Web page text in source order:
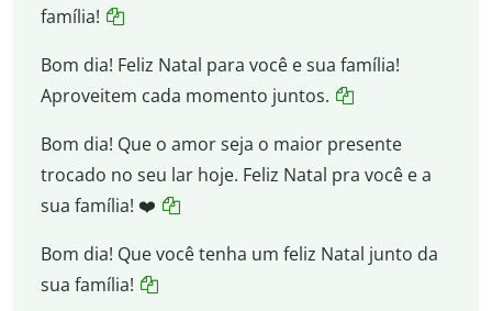
família!
Bom dia! Feliz Natal para você e sua família!
Aproveitem cada momento juntos.
Bom dia! Que o amor seja o maior presente
trocado no seu lar hoje. Feliz Natal pra você e a
sua família! ❤️
Bom dia! Que você tenha um feliz Natal junto da
sua família!